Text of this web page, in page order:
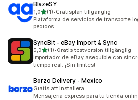
BlazeSY
1,0av 5 stjärnor
(1)
1 recensioner totalt
•Gratisplan tillgänglig
Plataforma de servicios de transporte
pedidos
SyncBit ‑ eBay Import & Sync
5,0av 5 stjärnor
(1)
1 recensioner totalt
•Gratis testversion tillgänglig
Importador de eBay asequible con
tiempo real. ¡Sin límites!
Borzo Delivery ‑ Mexico
Gratis att installera
Mensajería express para tu tienda